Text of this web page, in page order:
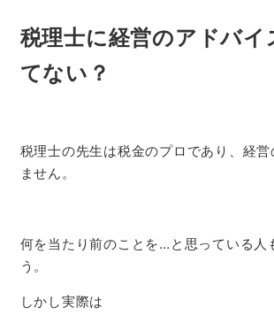
税理士に経営のアドバイ
てない？
税理士の先生は税金のプロであり、経営
ません。
何を当たり前のことを…と思っている人
う。
しかし実際は